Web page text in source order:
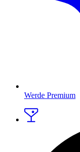
Werde Premium